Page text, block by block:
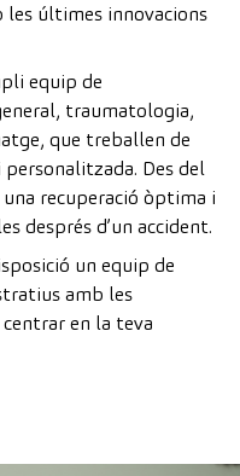
les últimes innovacions
equip de
traumatologia,
que treballen de
Des del
recuperació òptima i
després d’un accident.
un equip de
amb les
en la teva